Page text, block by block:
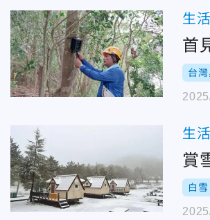
生活
首
台
生活
賞
白雪